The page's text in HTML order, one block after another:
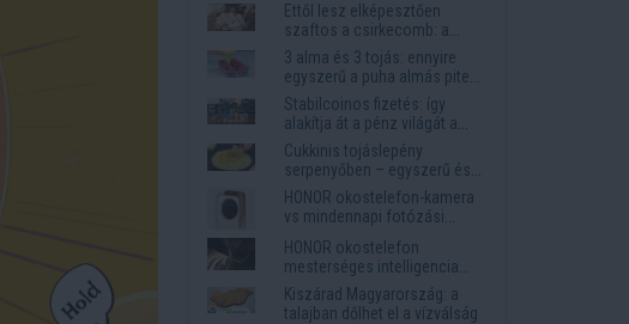
Ettől lesz elképesztően
szaftos a csirkecomb: a
sörös pác a titok
3 alma és 3 tojás: ennyire
egyszerű a puha almás pite
titka
Stabilcoinos fizetés: így
alakítja át a pénz világát a
Visa, a Mastercard és a
Western Union
Cukkinis tojáslepény
serpenyőben – egyszerű és
laktató vacsora
HONOR okostelefon-kamera
vs mindennapi fotózási
igények
HONOR okostelefon
mesterséges intelligencia
funkciók, amelyek
megkönnyítik az életet
Kiszárad Magyarország: a
talajban dőlhet el a vízválság